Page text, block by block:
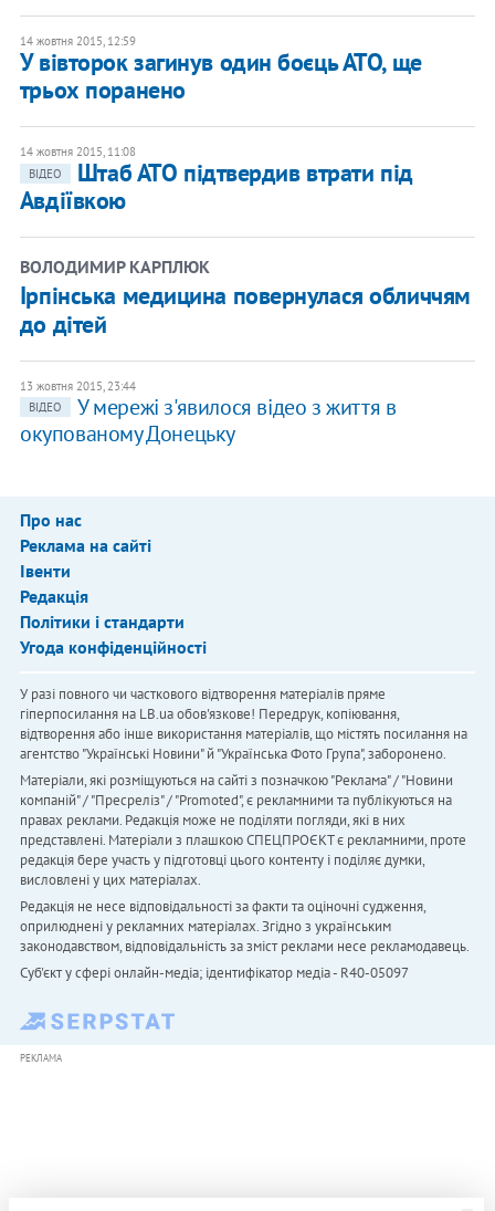
14 жовтня 2015, 12:59
У вівторок загинув один боєць АТО, ще
трьох поранено
14 жовтня 2015, 11:08
ВІДЕО
Штаб АТО підтвердив втрати під
Авдіївкою
ВОЛОДИМИР КАРПЛЮК
Ірпінська медицина повернулася обличчям
до дітей
13 жовтня 2015, 23:44
ВІДЕО
У мережі з'явилося відео з життя в
окупованому Донецьку
Про нас
Реклама на сайті
Івенти
Редакція
Політики і стандарти
Угода конфіденційності
У разі повного чи часткового відтворення матеріалів пряме
гіперпосилання на LB.ua обов'язкове! Передрук, копіювання,
відтворення або інше використання матеріалів, що містять посилання на
агентство "Українськi Новини" й "Українська Фото Група", заборонено.
Матеріали, які розміщуються на сайті з позначкою "Реклама" / "Новини
компаній" / "Пресреліз" / "Promoted", є рекламними та публікуються на
правах реклами. Редакція може не поділяти погляди, які в них
представлені. Матеріали з плашкою СПЕЦПРОЄКТ є рекламними, проте
редакція бере участь у підготовці цього контенту і поділяє думки,
висловлені у цих матеріалах.
Редакція не несе відповідальності за факти та оціночні судження,
оприлюднені у рекламних матеріалах. Згідно з українським
законодавством, відповідальність за зміст реклами несе рекламодавець.
Cуб'єкт у сфері онлайн-медіа; ідентифікатор медіа - R40-05097
РЕКЛАМА